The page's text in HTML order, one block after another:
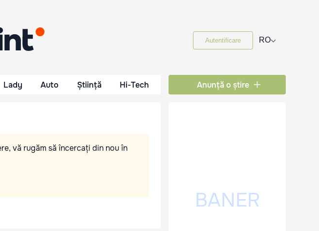
Autentificare RO⌵
Lady Auto Știință Hi-Tech Anunță o știre
vă rugăm să încercați din nou în